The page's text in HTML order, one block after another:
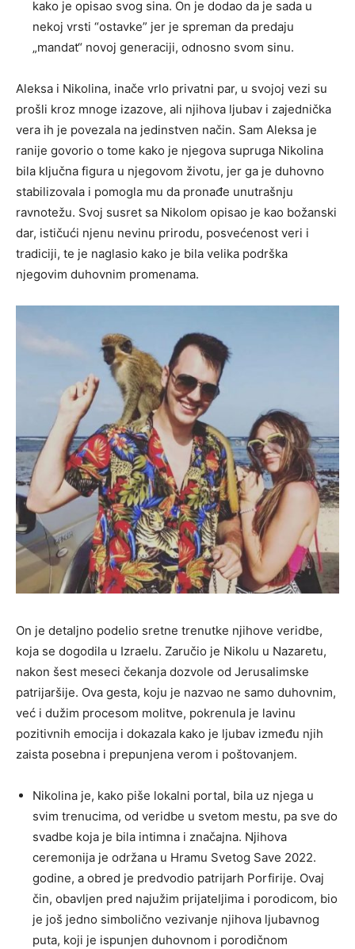
kako je opisao svog sina. On je dodao da je sada u
nekoj vrsti “ostavke” jer je spreman da predaju
„mandat“ novoj generaciji, odnosno svom sinu.
Aleksa i Nikolina, inače vrlo privatni par, u svojoj vezi su
prošli kroz mnoge izazove, ali njihova ljubav i zajednička
vera ih je povezala na jedinstven način. Sam Aleksa je
ranije govorio o tome kako je njegova supruga Nikolina
bila ključna figura u njegovom životu, jer ga je duhovno
stabilizovala i pomogla mu da pronađe unutrašnju
ravnotežu. Svoj susret sa Nikolom opisao je kao božanski
dar, ističući njenu nevinu prirodu, posvećenost veri i
tradiciji, te je naglasio kako je bila velika podrška
njegovim duhovnim promenama.
On je detaljno podelio sretne trenutke njihove veridbe,
koja se dogodila u Izraelu. Zaručio je Nikolu u Nazaretu,
nakon šest meseci čekanja dozvole od Jerusalimske
patrijaršije. Ova gesta, koju je nazvao ne samo duhovnim,
već i dužim procesom molitve, pokrenula je lavinu
pozitivnih emocija i dokazala kako je ljubav između njih
zaista posebna i prepunjena verom i poštovanjem.
Nikolina je, kako piše lokalni portal, bila uz njega u
svim trenucima, od veridbe u svetom mestu, pa sve do
svadbe koja je bila intimna i značajna. Njihova
ceremonija je održana u Hramu Svetog Save 2022.
godine, a obred je predvodio patrijarh Porfirije. Ovaj
čin, obavljen pred najužim prijateljima i porodicom, bio
je još jedno simbolično vezivanje njihova ljubavnog
puta, koji je ispunjen duhovnom i porodičnom